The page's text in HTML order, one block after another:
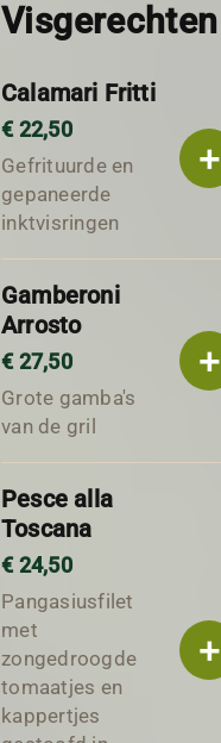
Visgerechten
Calamari Fritti
€ 22,50
Gefrituurde en
gepaneerde
inktvisringen
+
Gamberoni
Arrosto
€ 27,50
Grote gamba's
van de gril
+
Pesce alla
Toscana
€ 24,50
Pangasiusfilet
met
zongedroogde
tomaatjes en
kappertjes
+